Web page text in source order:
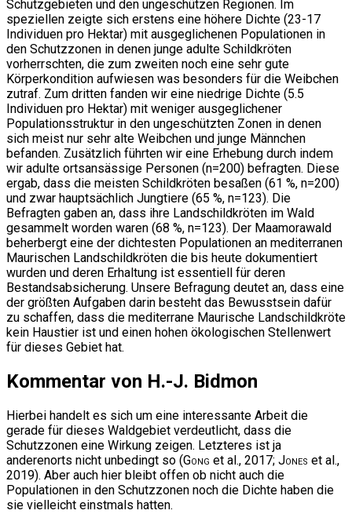
Schutzgebieten und den ungeschützen Regionen. Im
speziellen zeigte sich erstens eine höhere Dichte (23-17
Individuen pro Hektar) mit ausgeglichenen Populationen in
den Schutzzonen in denen junge adulte Schildkröten
vorherrschten, die zum zweiten noch eine sehr gute
Körperkondition aufwiesen was besonders für die Weibchen
zutraf. Zum dritten fanden wir eine niedrige Dichte (5.5
Individuen pro Hektar) mit weniger ausgeglichener
Populationsstruktur in den ungeschützten Zonen in denen
sich meist nur sehr alte Weibchen und junge Männchen
befanden. Zusätzlich führten wir eine Erhebung durch indem
wir adulte ortsansässige Personen (n=200) befragten. Diese
ergab, dass die meisten Schildkröten besaßen (61 %, n=200)
und zwar hauptsächlich Jungtiere (65 %, n=123). Die
Befragten gaben an, dass ihre Landschildkröten im Wald
gesammelt worden waren (68 %, n=123). Der Maamorawald
beherbergt eine der dichtesten Populationen an mediterranen
Maurischen Landschildkröten die bis heute dokumentiert
wurden und deren Erhaltung ist essentiell für deren
Bestandsabsicherung. Unsere Befragung deutet an, dass eine
der größten Aufgaben darin besteht das Bewusstsein dafür
zu schaffen, dass die mediterrane Maurische Landschildkröte
kein Haustier ist und einen hohen ökologischen Stellenwert
für dieses Gebiet hat.
Kommentar von H.-J. Bidmon
Hierbei handelt es sich um eine interessante Arbeit die
gerade für dieses Waldgebiet verdeutlicht, dass die
Schutzzonen eine Wirkung zeigen. Letzteres ist ja
anderenorts nicht unbedingt so (Gong et al., 2017; Jones et al.,
2019). Aber auch hier bleibt offen ob nicht auch die
Populationen in den Schutzzonen noch die Dichte haben die
sie vielleicht einstmals hatten.